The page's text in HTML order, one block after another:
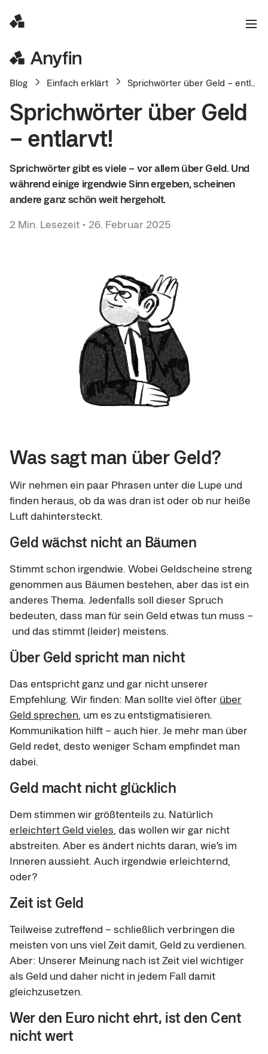
Blog Einfach erklärt Sprichwörter über Geld – entlarvt!
Sprichwörter über Geld
– entlarvt!
Sprichwörter gibt es viele – vor allem über Geld. Und
während einige irgendwie Sinn ergeben, scheinen
andere ganz schön weit hergeholt.
2 Min. Lesezeit • 26. Februar 2025
Was sagt man über Geld?
Wir nehmen ein paar Phrasen unter die Lupe und
finden heraus, ob da was dran ist oder ob nur heiße
Luft dahintersteckt.
Geld wächst nicht an Bäumen
Stimmt schon irgendwie. Wobei Geldscheine streng
genommen aus Bäumen bestehen, aber das ist ein
anderes Thema. Jedenfalls soll dieser Spruch
bedeuten, dass man für sein Geld etwas tun muss –
und das stimmt (leider) meistens.
Über Geld spricht man nicht
Das entspricht ganz und gar nicht unserer
Empfehlung. Wir finden: Man sollte viel öfter über
Geld sprechen , um es zu entstigmatisieren.
Kommunikation hilft – auch hier. Je mehr man über
Geld redet, desto weniger Scham empfindet man
dabei.
Geld macht nicht glücklich
Dem stimmen wir größtenteils zu. Natürlich
erleichtert Geld vieles , das wollen wir gar nicht
abstreiten. Aber es ändert nichts daran, wie’s im
Inneren aussieht. Auch irgendwie erleichternd,
oder?
Zeit ist Geld
Teilweise zutreffend – schließlich verbringen die
meisten von uns viel Zeit damit, Geld zu verdienen.
Aber: Unserer Meinung nach ist Zeit viel wichtiger
als Geld und daher nicht in jedem Fall damit
gleichzusetzen.
Wer den Euro nicht ehrt, ist den Cent
nicht wert